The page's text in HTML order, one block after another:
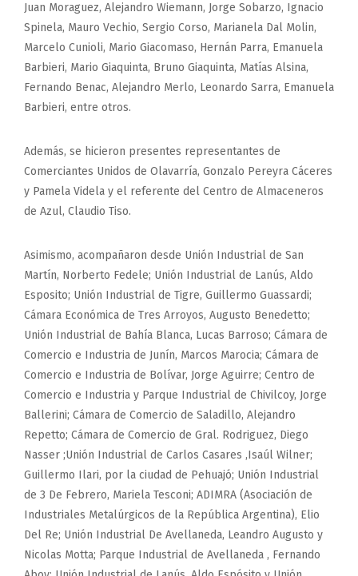
Juan Moraguez, Alejandro Wiemann, Jorge Sobarzo, Ignacio
Spinela, Mauro Vechio, Sergio Corso, Marianela Dal Molin,
Marcelo Cunioli, Mario Giacomaso, Hernán Parra, Emanuela
Barbieri, Mario Giaquinta, Bruno Giaquinta, Matías Alsina,
Fernando Benac, Alejandro Merlo, Leonardo Sarra, Emanuela
Barbieri, entre otros.
Además, se hicieron presentes representantes de
Comerciantes Unidos de Olavarría, Gonzalo Pereyra Cáceres
y Pamela Videla y el referente del Centro de Almaceneros
de Azul, Claudio Tiso.
Asimismo, acompañaron desde Unión Industrial de San
Martín, Norberto Fedele; Unión Industrial de Lanús, Aldo
Esposito; Unión Industrial de Tigre, Guillermo Guassardi;
Cámara Económica de Tres Arroyos, Augusto Benedetto;
Unión Industrial de Bahía Blanca, Lucas Barroso; Cámara de
Comercio e Industria de Junín, Marcos Marocia; Cámara de
Comercio e Industria de Bolívar, Jorge Aguirre; Centro de
Comercio e Industria y Parque Industrial de Chivilcoy, Jorge
Ballerini; Cámara de Comercio de Saladillo, Alejandro
Repetto; Cámara de Comercio de Gral. Rodriguez, Diego
Nasser ;Unión Industrial de Carlos Casares ,Isaúl Wilner;
Guillermo Ilari, por la ciudad de Pehuajó; Unión Industrial
de 3 De Febrero, Mariela Tesconi; ADIMRA (Asociación de
Industriales Metalúrgicos de la República Argentina), Elio
Del Re; Unión Industrial De Avellaneda, Leandro Augusto y
Nicolas Motta; Parque Industrial de Avellaneda , Fernando